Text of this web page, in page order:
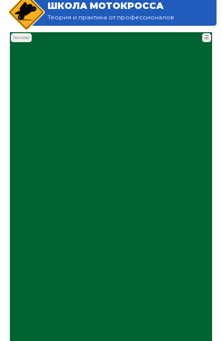
ШКОЛА МОТОКРОССА
Теория и практика от профессионалов
Реклама ☰